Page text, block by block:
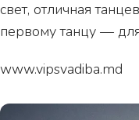
свет, отличная
первому танцу —
www.vipsvadiba.md